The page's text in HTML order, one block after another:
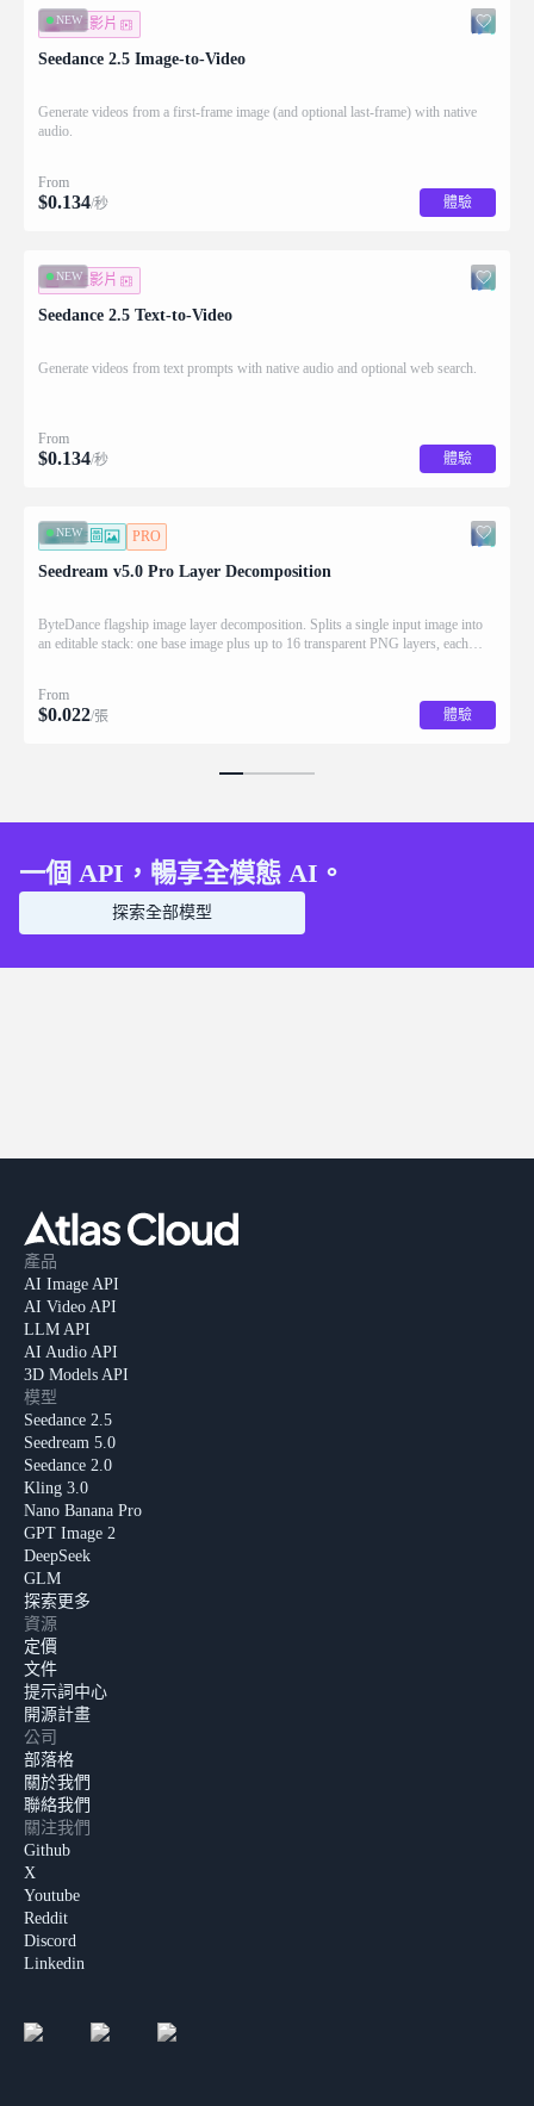
NEW
圖生影片
Seedance 2.5 Image-to-Video
Generate videos from a first-frame image (and optional last-frame) with native
audio.
From
$0.134/秒 體驗
NEW
文生影片
Seedance 2.5 Text-to-Video
Generate videos from text prompts with native audio and optional web search.
From
$0.134/秒 體驗
NEW
圖生圖 PRO
Seedream v5.0 Pro Layer Decomposition
ByteDance flagship image layer decomposition. Splits a single input image into
an editable stack: one base image plus up to 16 transparent PNG layers, each
From
$0.022/張 體驗
一個 API，暢享全模態 AI。
探索全部模型
產品
AI Image API
AI Video API
LLM API
AI Audio API
3D Models API
模型
Seedance 2.5
Seedream 5.0
Seedance 2.0
Kling 3.0
Nano Banana Pro
GPT Image 2
DeepSeek
GLM
探索更多
資源
定價
文件
提示詞中心
開源計畫
公司
部落格
關於我們
聯絡我們
關注我們
Github
X
Youtube
Reddit
Discord
Linkedin